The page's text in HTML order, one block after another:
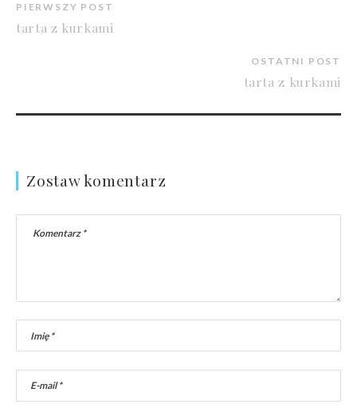
PIERWSZY POST
tarta z kurkami
OSTATNI POST
tarta z kurkami
Zostaw komentarz